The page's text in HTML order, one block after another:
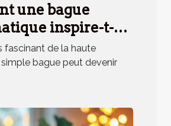
une bague
inspire-t-
unique ?
fascinant de la haute
simple bague peut devenir